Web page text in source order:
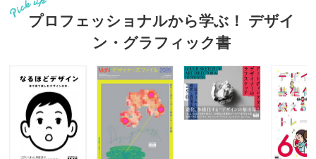
プロフェッショナルから学ぶ！ デザイ
ン・グラフィック書